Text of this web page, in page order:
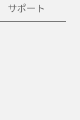
サポート